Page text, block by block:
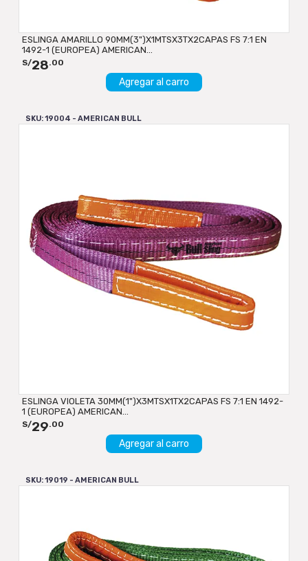
ESLINGA AMARILLO 90MM(3")X1MTSX3TX2CAPAS FS 7:1 EN
1492-1 (EUROPEA) AMERICAN...
S/28.00
Agregar al carro
SKU: 19004 - AMERICAN BULL
ESLINGA VIOLETA 30MM(1")X3MTSX1TX2CAPAS FS 7:1 EN 1492-
1 (EUROPEA) AMERICAN...
S/29.00
Agregar al carro
SKU: 19019 - AMERICAN BULL